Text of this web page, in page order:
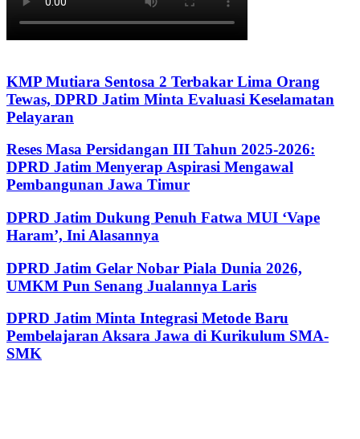
KMP Mutiara Sentosa 2 Terbakar Lima Orang
Tewas, DPRD Jatim Minta Evaluasi Keselamatan
Pelayaran
Reses Masa Persidangan III Tahun 2025-2026:
DPRD Jatim Menyerap Aspirasi Mengawal
Pembangunan Jawa Timur
DPRD Jatim Dukung Penuh Fatwa MUI ‘Vape
Haram’, Ini Alasannya
DPRD Jatim Gelar Nobar Piala Dunia 2026,
UMKM Pun Senang Jualannya Laris
DPRD Jatim Minta Integrasi Metode Baru
Pembelajaran Aksara Jawa di Kurikulum SMA-
SMK